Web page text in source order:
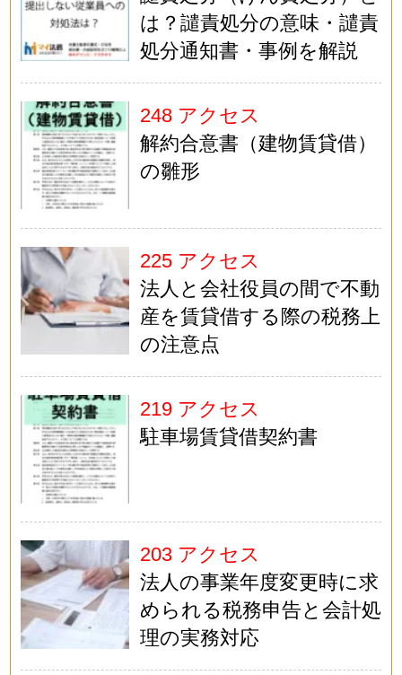
は？譴責処分の意味・譴責
処分通知書・事例を解説
248 アクセス
解約合意書（建物賃貸借）
の雛形
225 アクセス
法人と会社役員の間で不動
産を賃貸借する際の税務上
の注意点
219 アクセス
駐車場賃貸借契約書
203 アクセス
法人の事業年度変更時に求
められる税務申告と会計処
理の実務対応